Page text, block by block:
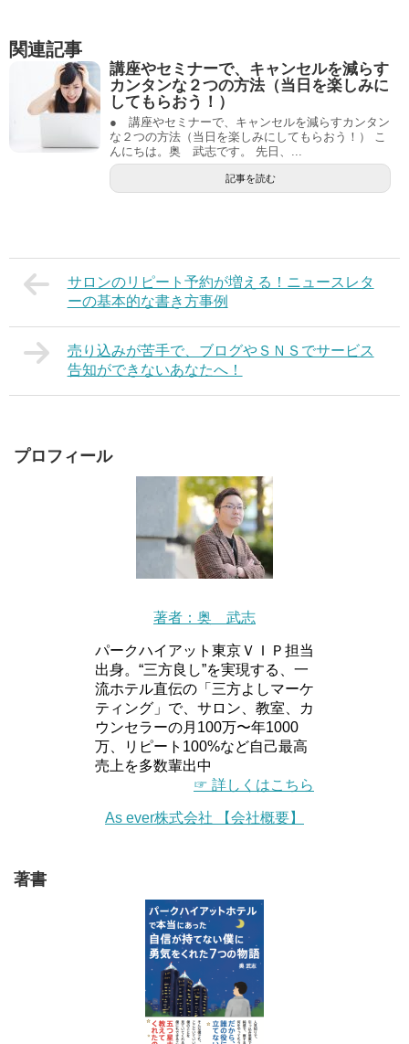
関連記事
講座やセミナーで、キャンセルを減らす
カンタンな２つの方法（当日を楽しみに
してもらおう！）
● 講座やセミナーで、キャンセルを減らすカンタン
な２つの方法（当日を楽しみにしてもらおう！） こ
んにちは。奥 武志です。 先日、...
記事を読む
サロンのリピート予約が増える！ニュースレタ
ーの基本的な書き方事例
売り込みが苦手で、ブログやＳＮＳでサービス
告知ができないあなたへ！
プロフィール
著者：奥 武志
パークハイアット東京ＶＩＰ担当
出身。“三方良し”を実現する、一
流ホテル直伝の「三方よしマーケ
ティング」で、サロン、教室、カ
ウンセラーの月100万〜年1000
万、リピート100%など自己最高
売上を多数輩出中
☞ 詳しくはこちら
As ever株式会社 【会社概要】
著書